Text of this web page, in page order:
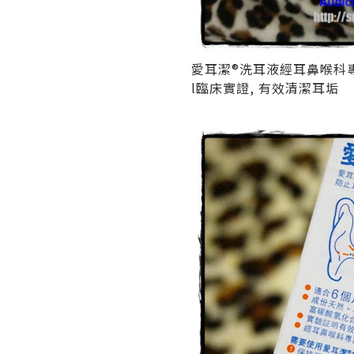
愛耳潔®洗耳液經耳鼻喉科
l臨床實證, 有效清潔耳垢